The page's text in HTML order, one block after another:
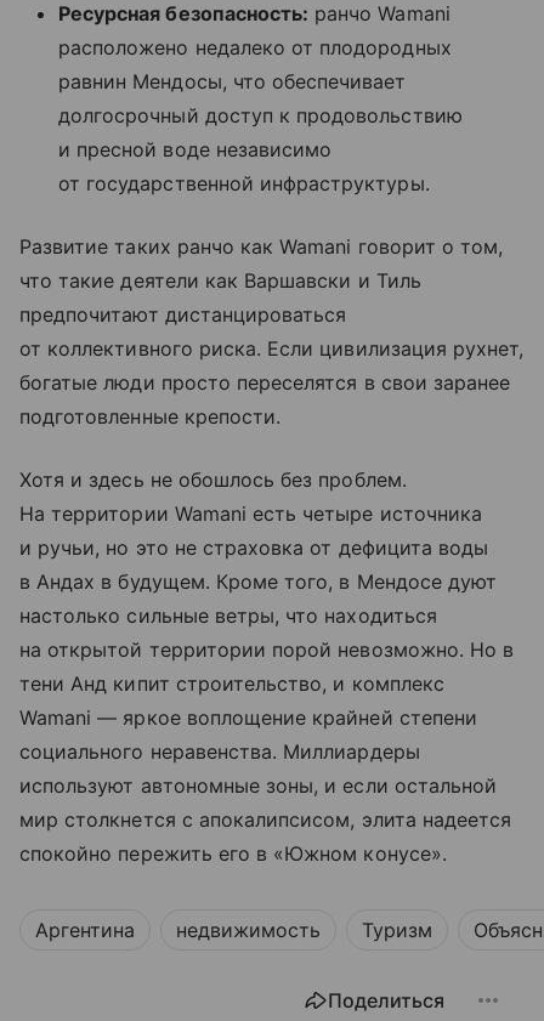
Ресурсная безопасность: ранчо Wamani
расположено недалеко от плодородных
равнин Мендосы, что обеспечивает
долгосрочный доступ к продовольствию
и пресной воде независимо
от государственной инфраструктуры.
Развитие таких ранчо как Wamani говорит о том,
что такие деятели как Варшавски и Тиль
предпочитают дистанцироваться
от коллективного риска. Если цивилизация рухнет,
богатые люди просто переселятся в свои заранее
подготовленные крепости.
Хотя и здесь не обошлось без проблем.
На территории Wamani есть четыре источника
и ручьи, но это не страховка от дефицита воды
в Андах в будущем. Кроме того, в Мендосе дуют
настолько сильные ветры, что находиться
на открытой территории порой невозможно. Но в
тени Анд кипит строительство, и комплекс
Wamani — яркое воплощение крайней степени
социального неравенства. Миллиардеры
используют автономные зоны, и если остальной
мир столкнется с апокалипсисом, элита надеется
спокойно пережить его в «Южном конусе».
Аргентина недвижимость Туризм
Поделиться